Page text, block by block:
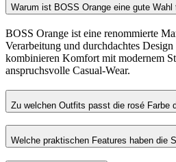
Warum ist BOSS Orange eine gute Wahl
BOSS Orange ist eine renommierte
Verarbeitung und durchdachtes
kombinieren Komfort mit modernem
anspruchsvolle Casual-Wear.
Zu welchen Outfits passt die rosé Farbe
Welche praktischen Features haben die